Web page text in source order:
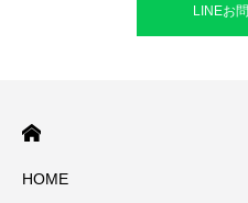
LINEお
HOME